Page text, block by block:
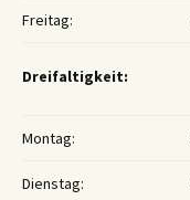
Freitag:
Dreifaltigkeit:
Montag:
Dienstag: